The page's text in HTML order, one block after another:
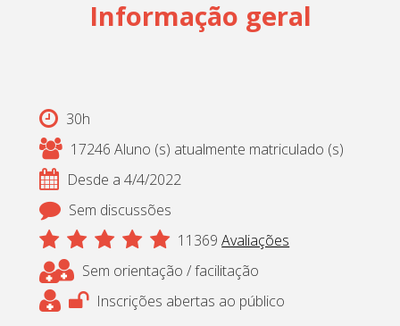
Ajuda
pt_br
Informação geral
30h
17246 Aluno (s) atualmente matriculado (s)
Desde a 4/4/2022
Sem discussões
11369 Avaliações
Sem orientação / facilitação
Inscrições abertas ao público